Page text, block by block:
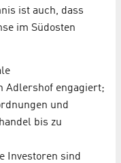
ist auch, dass
im Südosten
Adlershof engagiert;
und
bis zu
Investoren sind